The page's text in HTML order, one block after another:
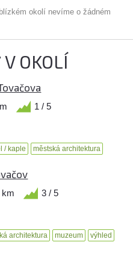
okolí nevíme o žádném
V OKOLÍ
1 / 5
/ kaple městská architektura
km 3 / 5
architektura muzeum výhled